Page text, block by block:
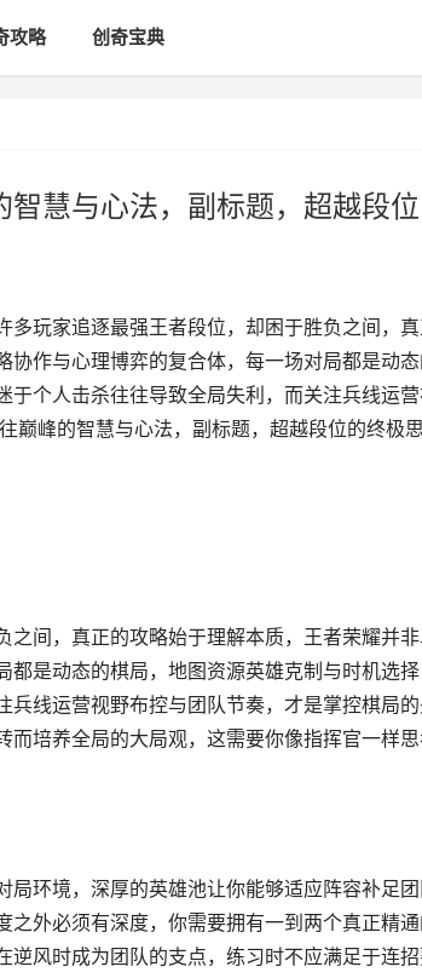
攻略 创奇宝典
慧与心法，副标题，超越段
玩家追逐最强王者段位，却困于胜负之间，真
协作与心理博弈的复合体，每一场对局都是动
于个人击杀往往导致全局失利，而关注兵线运
巅峰的智慧与心法，副标题，超越段位的终极
之间，真正的攻略始于理解本质，王者荣耀并
都是动态的棋局，地图资源英雄克制与时机选
兵线运营视野布控与团队节奏，才是掌控棋局
而培养全局的大局观，这需要你像指挥官一样
局环境，深厚的英雄池让你能够适应阵容补足
之外必须有深度，你需要拥有一到两个真正精
逆风时成为团队的支点，练习时不应满足于连